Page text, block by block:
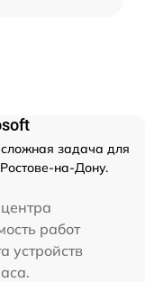
задача для
на-Дону.
работ
устройств